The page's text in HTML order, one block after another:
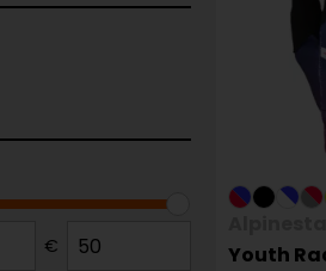
€
Youth